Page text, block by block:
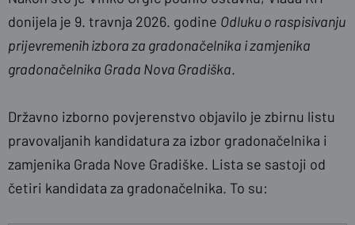
donijela je 9. travnja 2026. godine Odluku o raspisivanju
prijevremenih izbora za gradonačelnika i zamjenika
gradonačelnika Grada Nova Gradiška.
Državno izborno povjerenstvo objavilo je zbirnu listu
pravovaljanih kandidatura za izbor gradonačelnika i
zamjenika Grada Nove Gradiške. Lista se sastoji od
četiri kandidata za gradonačelnika. To su: